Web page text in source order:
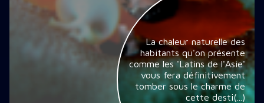
La chaleur naturelle des
habitants qu'on présente
comme les 'Latins de l'Asie'
vous fera définitivement
tomber sous le charme de
cette desti(...)